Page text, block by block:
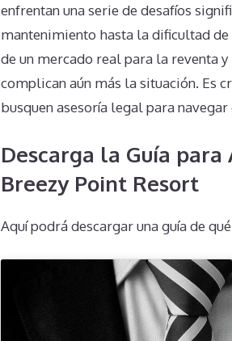
enfrentan una serie de desafíos
mantenimiento hasta la dificultad
de un mercado real para la reventa
complican aún más la situación. Es
busquen asesoría legal para
Descarga la Guía
Breezy Point Resort
Aquí podrá descargar una guía de